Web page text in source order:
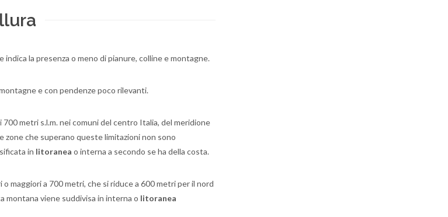
la presenza o meno di pianure, colline e montagne.
e con pendenze poco rilevanti.
metri s.l.m. nei comuni del centro Italia, del meridione
che superano queste limitazioni non sono
in litoranea o interna a secondo se ha della costa.
maggiori a 700 metri, che si riduce a 600 metri per il nord
montana viene suddivisa in interna o litoranea